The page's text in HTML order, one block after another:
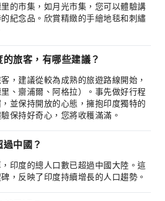
的市集，如月光市集，您可以體驗講
紀念品。欣賞精緻的手繪地毯和刺繡
旅客，有哪些建議？
，建議從較為成熟的旅遊路線開始，
、齋浦爾、阿格拉）。事先做好行程
並保持開放的心態，擁抱印度獨特的
保持好奇心，您將收穫滿滿。
中國？
印度的總人口數已超過中國大陸。這
，反映了印度持續增長的人口趨勢。